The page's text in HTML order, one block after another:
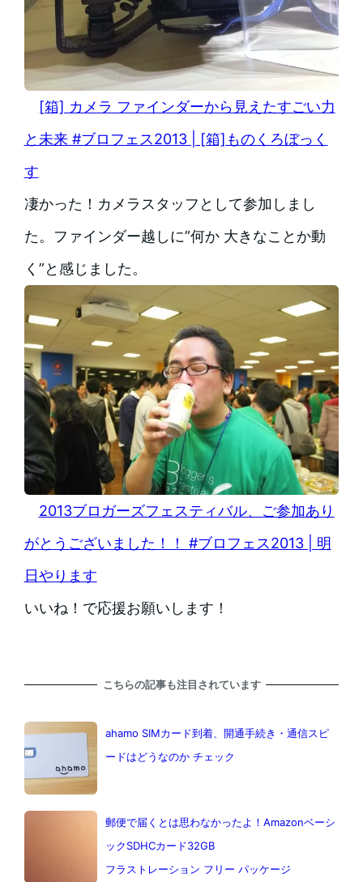
[箱] カメラ ファインダーから見えたすごい力
と未来 #ブロフェス2013 | [箱]ものくろぼっく
す
凄かった！カメラスタッフとして参加しまし
た。ファインダー越しに”何か 大きなことか動
く”と感じました。
2013ブロガーズフェスティバル、ご参加あり
がとうございました！！ #ブロフェス2013 | 明
日やります
いいね！ で応援お願いします！
こちらの記事も注目されています
ahamo SIMカード到着、開通手続き・通信スピ
ードはどうなのか チェック
郵便で届くとは思わなかったよ！Amazonベーシ
ックSDHCカード32GB
フラストレーション フリー パッケージ